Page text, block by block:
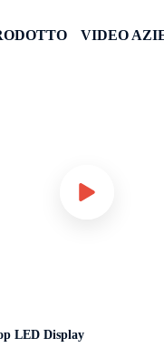
VIDEO
LED Display